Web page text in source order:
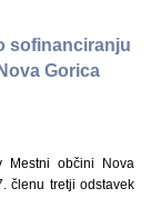
sofinanciranju
Gorica
Mestni občini Nova
členu tretji odstavek